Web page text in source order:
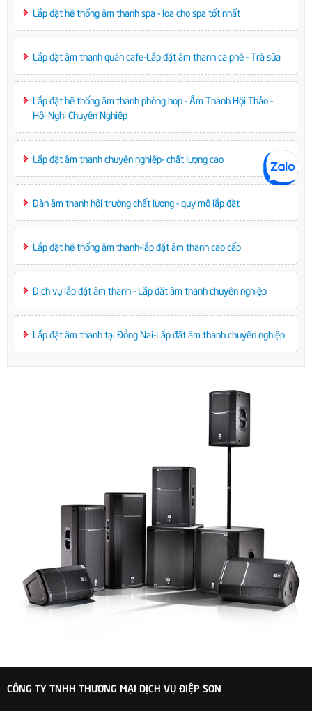
Lắp đặt hệ thống âm thanh spa - loa cho spa tốt nhất
Lắp đặt âm thanh quán cafe-Lắp đặt âm thanh cà phê - Trà sữa
Lắp đặt hệ thống âm thanh phòng họp - Âm Thanh Hội Thảo -
Hội Nghị Chuyên Nghiệp
Lắp đặt âm thanh chuyên nghiệp- chất lượng cao
Dàn âm thanh hội trường chất lượng - quy mô lắp đặt
Lắp đặt hệ thống âm thanh-lắp đặt âm thanh cao cấp
Dịch vụ lắp đặt âm thanh - Lắp đặt âm thanh chuyên nghiệp
Lắp đặt âm thanh tại Đồng Nai-Lắp đặt âm thanh chuyên nghiệp
CÔNG TY TNHH THƯƠNG MẠI DỊCH VỤ ĐIỆP SƠN